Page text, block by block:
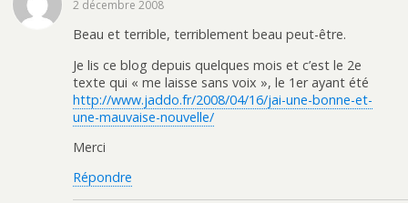
2 décembre 2008
Beau et terrible, terriblement beau peut-être.
Je lis ce blog depuis quelques mois et c’est le 2e
texte qui « me laisse sans voix », le 1er ayant été
http://www.jaddo.fr/2008/04/16/jai-une-bonne-et-
une-mauvaise-nouvelle/
Merci
Répondre